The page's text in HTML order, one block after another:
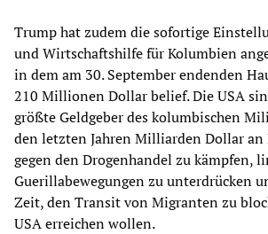
Trump hat zudem die sofortige
und Wirtschaftshilfe für Kolumbien
in dem am 30. September endenden
210 Millionen Dollar belief. Die USA
größte Geldgeber des kolumbischen
den letzten Jahren Milliarden Dollar
gegen den Drogenhandel zu kämpfen,
Guerillabewegungen zu unterdrücken
Zeit, den Transit von Migranten zu
USA erreichen wollen.